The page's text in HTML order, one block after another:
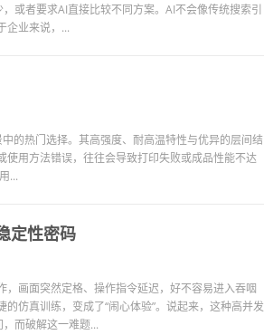
或者要求AI直接比较不同方案。AI不会像传统搜索引
企业来说，...
的热门选择。其高强度、耐高温特性与优异的层间结
用方法错误，往往会导致打印失败或成品性能不达
...
定性密码
画面突然定格、操作指令延迟，好不容易进入吞咽
仿真训练，变成了“闹心体验”。说起来，这种高并发
而破解这一难题...